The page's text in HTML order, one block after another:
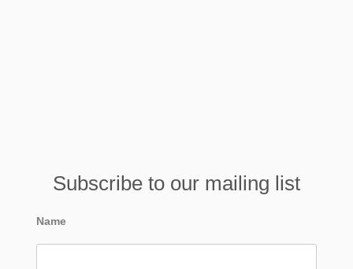
Subscribe to our mailing list
Name